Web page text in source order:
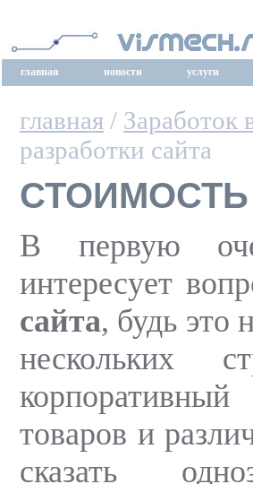
главная новости услуги
главная / Заработок
разработки сайта
СТОИМОСТЬ
В первую
интересует
сайта, будь это
нескольких
товаров и
сказать